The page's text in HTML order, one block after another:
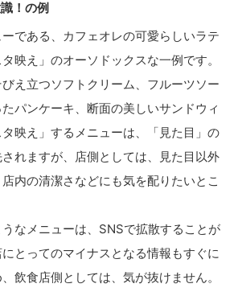
！の例
である、カフェオレの可愛らしいラテ
映え」のオーソドックスな一例です。
え立つソフトクリーム、フルーツソー
パンケーキ、断面の美しいサンドウィ
映え」するメニューは、「見た目」の
れますが、店側としては、見た目以外
内の清潔さなどにも気を配りたいとこ
なメニューは、SNSで拡散することが
とってのマイナスとなる情報もすぐに
飲食店側としては、気が抜けません。